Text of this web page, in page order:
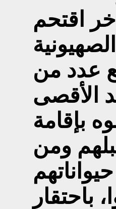
اقتحم
عدد من
الأقصى
بإقامة
ومن
باحتقار